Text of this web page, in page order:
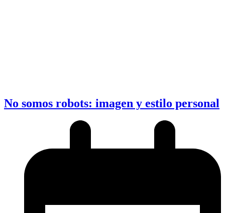
No somos robots: imagen y estilo personal